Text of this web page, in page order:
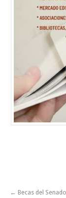
← Becas del